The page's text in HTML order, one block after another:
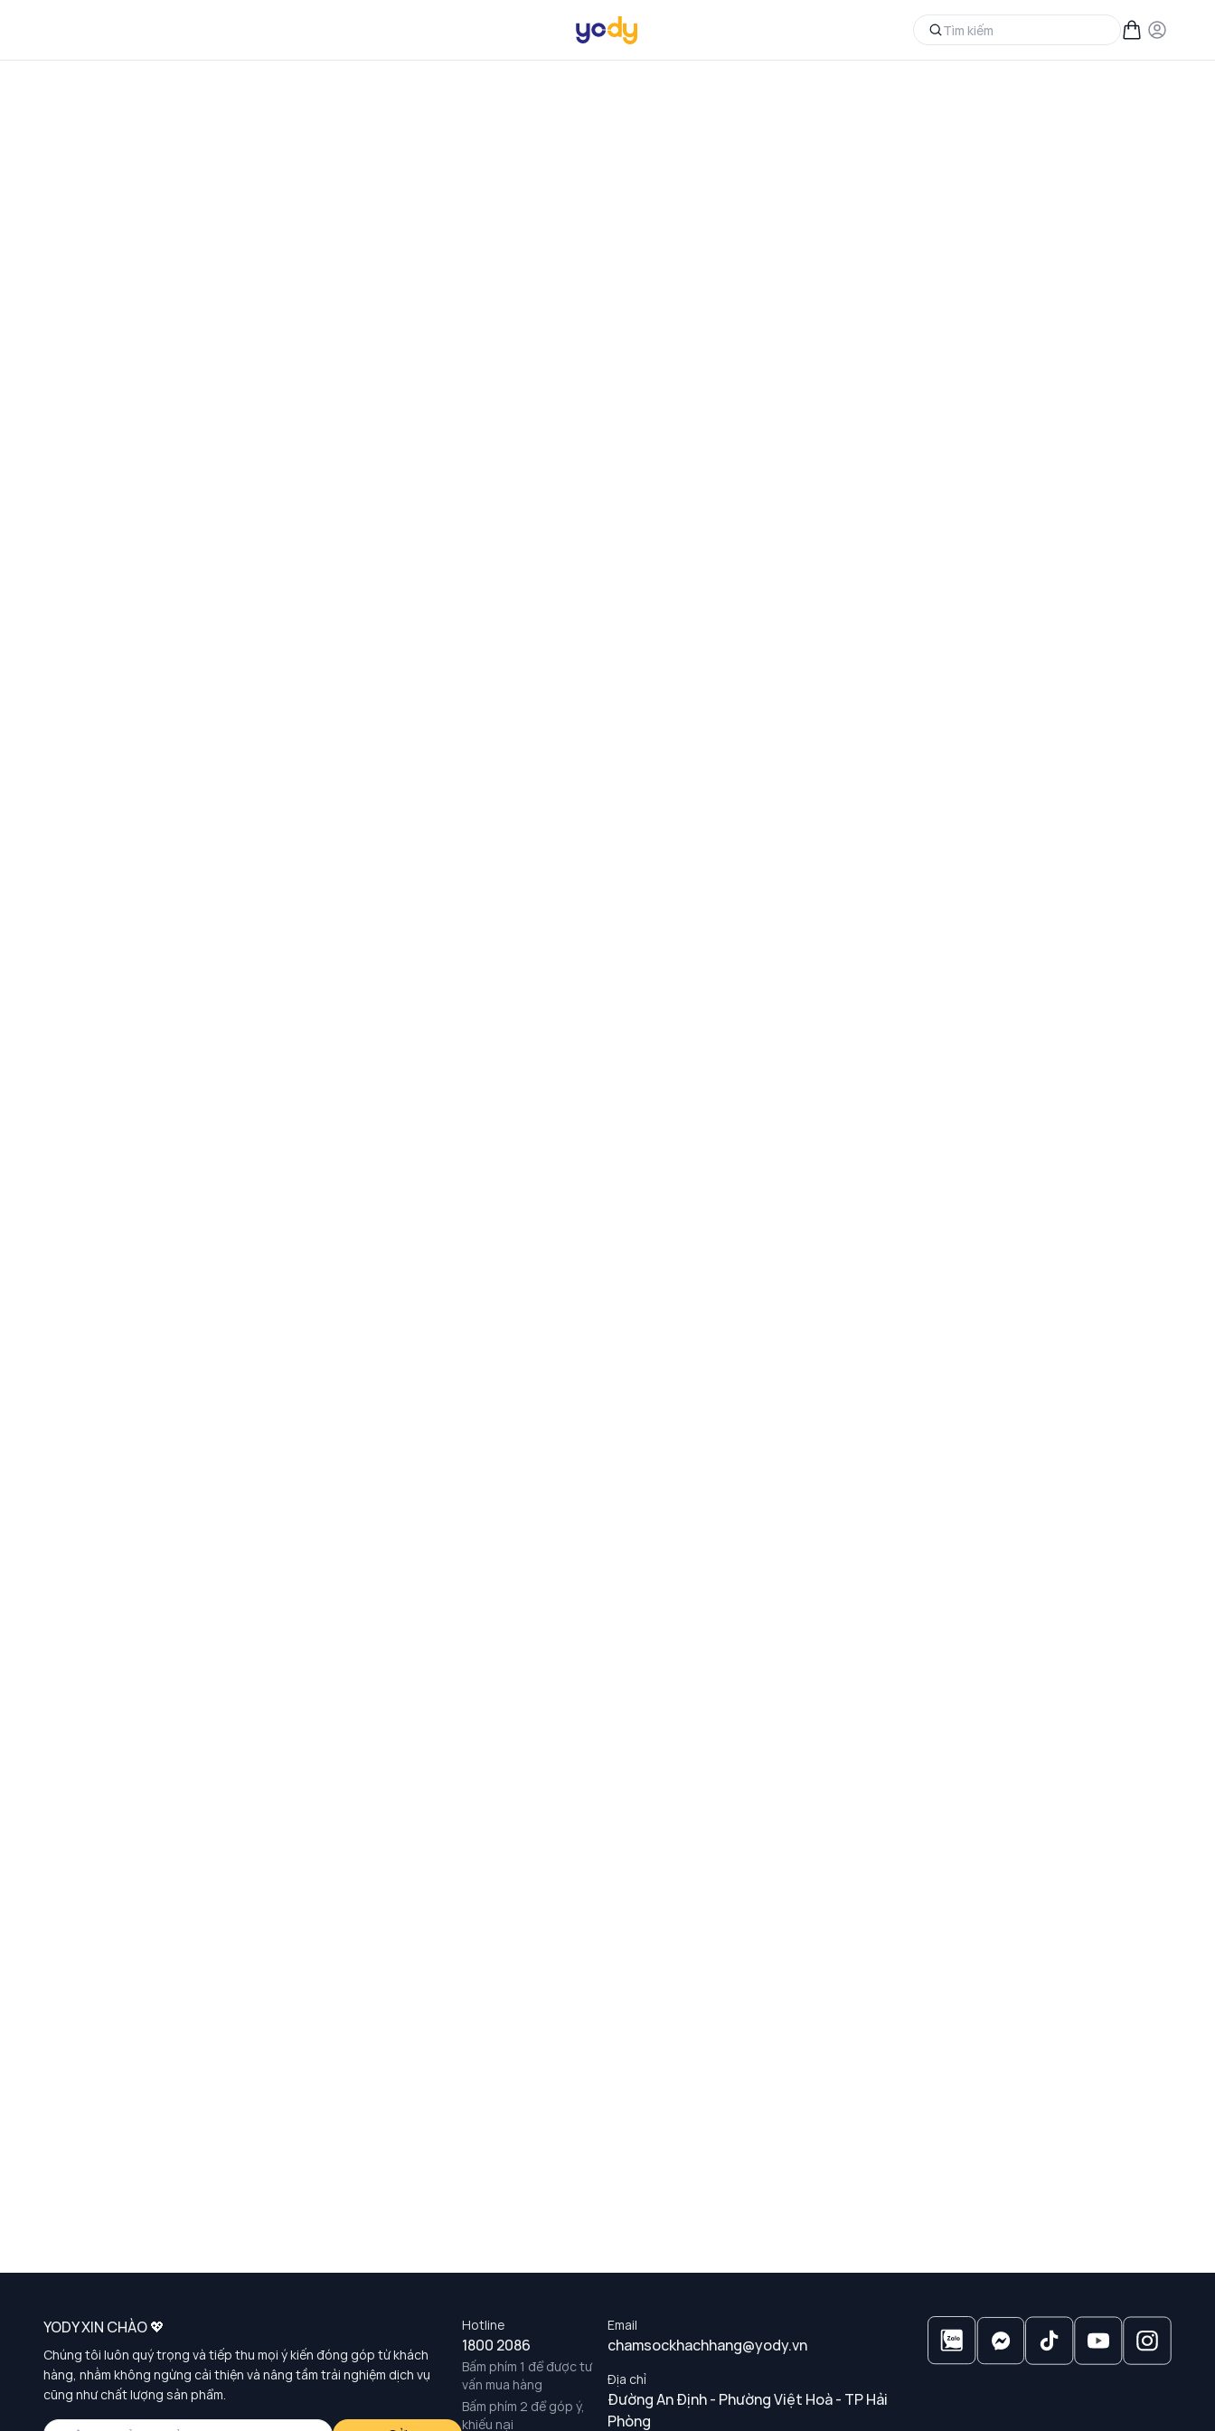
Hotline
1800 2086
Bấm phím 1 để được tư
vấn mua hàng
Bấm phím 2 để góp ý,
khiếu nại
Email
chamsockhachhang@yody.vn
Địa chỉ
Đường An Định - Phường Việt Hoà - TP Hải
Phòng
YODY XIN CHÀO 💖
Chúng tôi luôn quý trọng và tiếp thu mọi ý kiến đóng góp từ khách
hàng, nhằm không ngừng cải thiện và nâng tầm trải nghiệm dịch vụ
cũng như chất lượng sản phẩm.